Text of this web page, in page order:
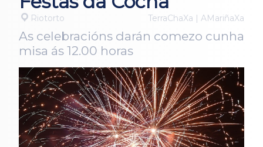
Riotorto TerraChaXa | AMariñaXa
As celebracións darán comezo cunha
misa ás 12.00 horas